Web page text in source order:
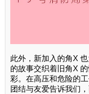
此外，新加入的角X
的故事交织着旧角X
彩。在高压和危险的
团结与友爱告诉我们